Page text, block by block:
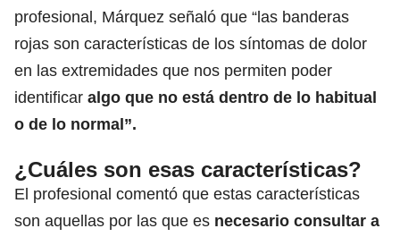
profesional, Márquez señaló que “las banderas
rojas son características de los síntomas de dolor
en las extremidades que nos permiten poder
identificar algo que no está dentro de lo habitual
o de lo normal”.
¿Cuáles son esas características?
El profesional comentó que estas características
son aquellas por las que es necesario consultar a